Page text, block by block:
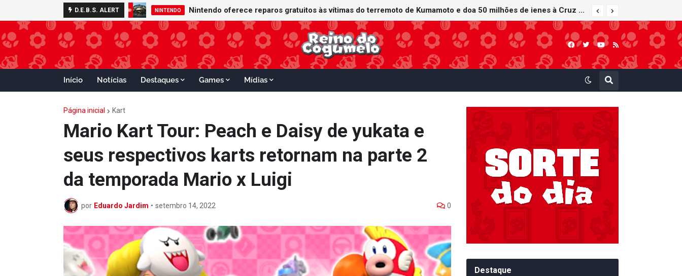
D.E.B.S. ALERT NINTENDO Nintendo oferece reparos gratuitos às vítimas do terremoto de Kumamoto e doa 50 milhões de ienes à Cruz Vermelha
Início Notícias Destaques Games Mídias
Página inicial Kart
Mario Kart Tour: Peach e Daisy de yukata e
seus respectivos karts retornam na parte 2
da temporada Mario x Luigi
por Eduardo Jardim • setembro 14, 2022 0
Destaque